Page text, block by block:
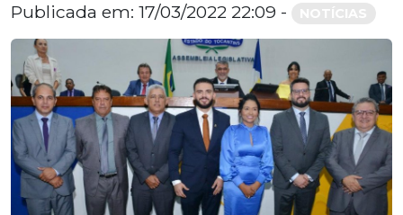
Publicada em: 17/03/2022 22:09 -